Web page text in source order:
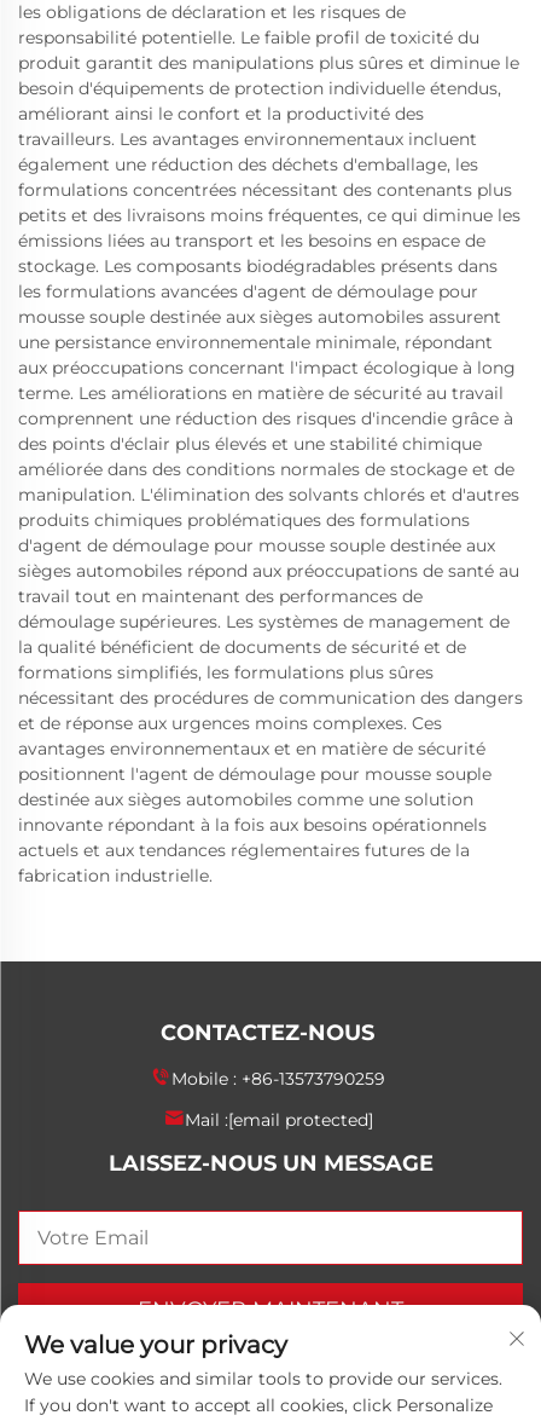
les obligations de déclaration et les risques de
responsabilité potentielle. Le faible profil de toxicité du
produit garantit des manipulations plus sûres et diminue le
besoin d'équipements de protection individuelle étendus,
améliorant ainsi le confort et la productivité des
travailleurs. Les avantages environnementaux incluent
également une réduction des déchets d'emballage, les
formulations concentrées nécessitant des contenants plus
petits et des livraisons moins fréquentes, ce qui diminue les
émissions liées au transport et les besoins en espace de
stockage. Les composants biodégradables présents dans
les formulations avancées d'agent de démoulage pour
mousse souple destinée aux sièges automobiles assurent
une persistance environnementale minimale, répondant
aux préoccupations concernant l'impact écologique à long
terme. Les améliorations en matière de sécurité au travail
comprennent une réduction des risques d'incendie grâce à
des points d'éclair plus élevés et une stabilité chimique
améliorée dans des conditions normales de stockage et de
manipulation. L'élimination des solvants chlorés et d'autres
produits chimiques problématiques des formulations
d'agent de démoulage pour mousse souple destinée aux
sièges automobiles répond aux préoccupations de santé au
travail tout en maintenant des performances de
démoulage supérieures. Les systèmes de management de
la qualité bénéficient de documents de sécurité et de
formations simplifiés, les formulations plus sûres
nécessitant des procédures de communication des dangers
et de réponse aux urgences moins complexes. Ces
avantages environnementaux et en matière de sécurité
positionnent l'agent de démoulage pour mousse souple
destinée aux sièges automobiles comme une solution
innovante répondant à la fois aux besoins opérationnels
actuels et aux tendances réglementaires futures de la
fabrication industrielle.
CONTACTEZ-NOUS
Mobile : +86-13573790259
Mail :[email protected]
LAISSEZ-NOUS UN MESSAGE
ENVOYER MAINTENANT
We value your privacy
We use cookies and similar tools to provide our services.
If you don't want to accept all cookies, click Personalize